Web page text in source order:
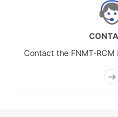
Contact the FNMT-